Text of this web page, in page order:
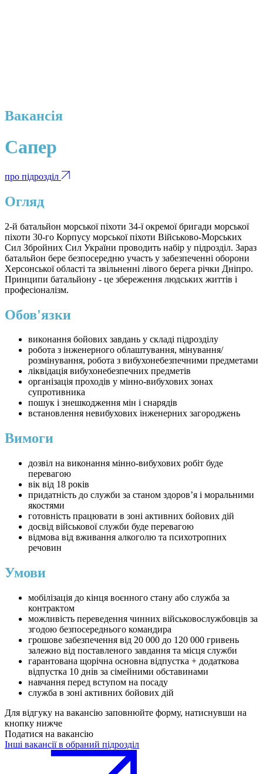
Вакансія
Сапер
про підрозділ
Огляд
2-й батальйон морської піхоти 34-ї окремої бригади морської
піхоти 30-го Корпусу морської піхоти Військово-Морських
Сил Збройних Сил України проводить набір у підрозділ. Зараз
батальйон бере безпосередню участь у забезпеченні оборони
Херсонської області та звільненні лівого берега річки Дніпро.
Принципи батальйону - це збереження людських життів і
професіоналізм.
Обов'язки
виконання бойових завдань у складі підрозділу
робота з інженерного облаштування, мінування/
розмінування, робота з вибухонебезпечними предметами
ліквідація вибухонебезпечних предметів
організація проходів у мінно-вибухових зонах
супротивника
пошук і знешкодження мін і снарядів
встановлення невибухових інженерних загороджень
Вимоги
дозвіл на виконання мінно-вибухових робіт буде
перевагою
вік від 18 років
придатність до служби за станом здоров’я і моральними
якостями
готовність працювати в зоні активних бойових дій
досвід військової служби буде перевагою
відмова від вживання алкоголю та психотропних
речовин
Умови
мобілізація до кінця воєнного стану або служба за
контрактом
можливість переведення чинних військовослужбовців за
згодою безпосереднього командира
грошове забезпечення від 20 000 до 120 000 гривень
залежно від поставленого завдання та місця служби
гарантована щорічна основна відпустка + додаткова
відпустка 10 днів за сімейними обставинами
навчання перед вступом на посаду
служба в зоні активних бойових дій
Для відгуку на вакансію заповнюйте форму, натиснувши на
кнопку нижче
Податися на вакансію
Інші вакансії в обраний підрозділ